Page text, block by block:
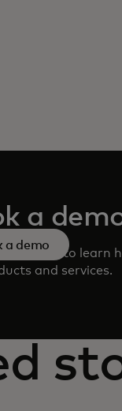
a
our team to learn
and services.
a demo